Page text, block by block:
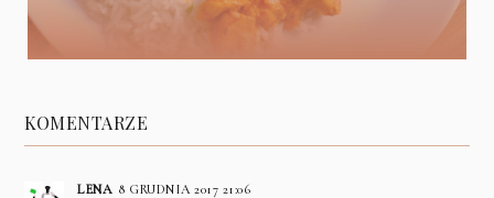
KOMENTARZE
LENA 8 GRUDNIA 2017 21:06